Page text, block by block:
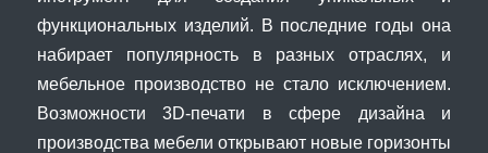
функциональных изделий. В последние годы она
набирает популярность в разных отраслях, и
мебельное производство не стало исключением.
Возможности 3D-печати в сфере дизайна и
производства мебели открывают новые горизонты